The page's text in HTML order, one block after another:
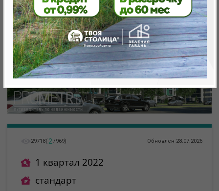
29718( 2 /969) Обновлен 28.07.2026
1 квартал 2022
стандарт